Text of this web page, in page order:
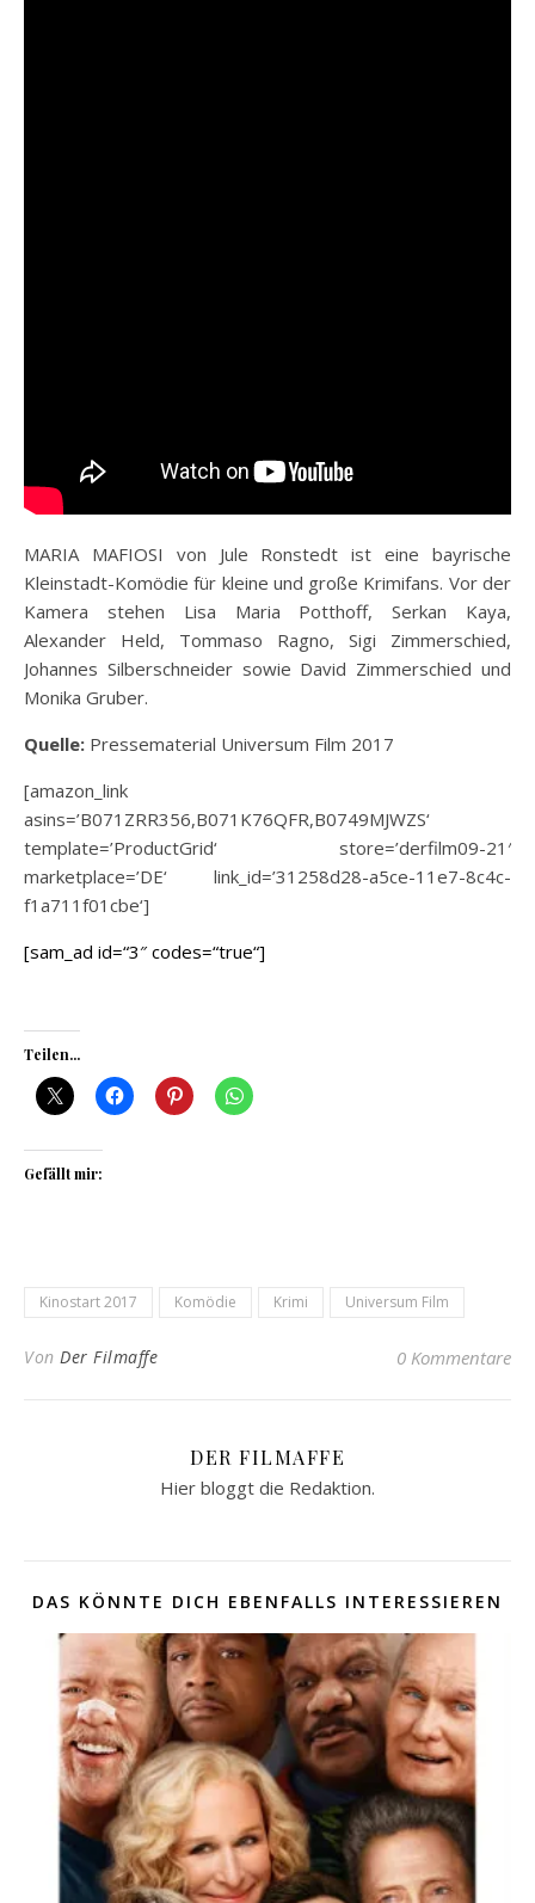
MARIA MAFIOSI von Jule Ronstedt ist eine bayrische
Kleinstadt-Komödie für kleine und große Krimifans. Vor der
Kamera stehen Lisa Maria Potthoff, Serkan Kaya,
Alexander Held, Tommaso Ragno, Sigi Zimmerschied,
Johannes Silberschneider sowie David Zimmerschied und
Monika Gruber.
Quelle: Pressematerial Universum Film 2017
[amazon_link
asins=’B071ZRR356,B071K76QFR,B0749MJWZS‘
template=’ProductGrid‘ store=’derfilm09-21′
marketplace=’DE‘ link_id=’31258d28-a5ce-11e7-8c4c-
f1a711f01cbe‘]
[sam_ad id=“3″ codes=“true“]
Teilen...
Gefällt mir:
Kinostart 2017 Komödie Krimi Universum Film
Von Der Filmaffe 0 Kommentare
DER FILMAFFE
Hier bloggt die Redaktion.
DAS KÖNNTE DICH EBENFALLS INTERESSIEREN